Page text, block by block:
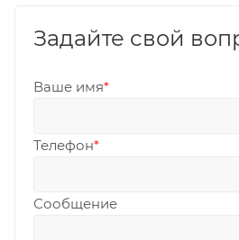
Задайте свой
Ваше имя*
Телефон*
Сообщение